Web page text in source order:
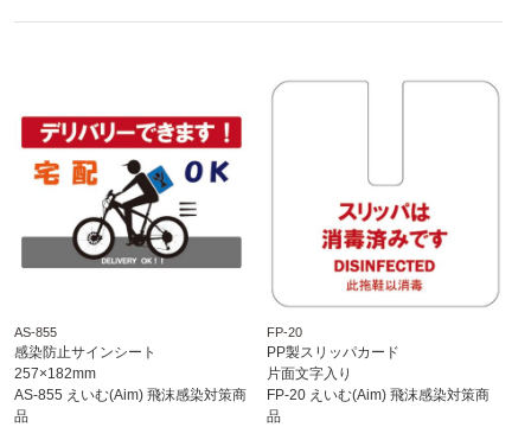
AS-855
感染防止サインシート
257×182mm
AS-855 えいむ(Aim) 飛沫感染対策商
品
FP-20
PP製スリッパカード
片面文字入り
FP-20 えいむ(Aim) 飛沫感染対策商
品